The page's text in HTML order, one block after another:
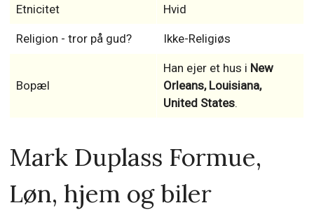
Etnicitet Hvid
Religion - tror på gud? Ikke-Religiøs
Bopæl
Han ejer et hus i New
Orleans, Louisiana,
United States.
Mark Duplass Formue,
Løn, hjem og biler